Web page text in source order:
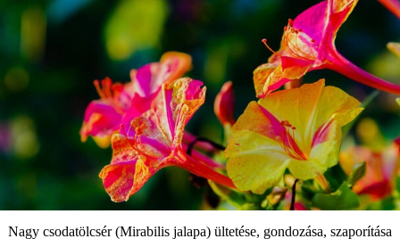
Nagy csodatölcsér (Mirabilis jalapa) ültetése, gondozása, szaporítása